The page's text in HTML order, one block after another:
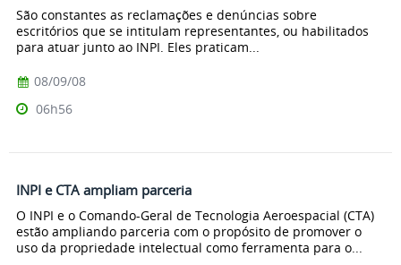
São constantes as reclamações e denúncias sobre
escritórios que se intitulam representantes, ou habilitados
para atuar junto ao INPI. Eles praticam...
08/09/08
06h56
INPI e CTA ampliam parceria
O INPI e o Comando-Geral de Tecnologia Aeroespacial (CTA)
estão ampliando parceria com o propósito de promover o
uso da propriedade intelectual como ferramenta para o...